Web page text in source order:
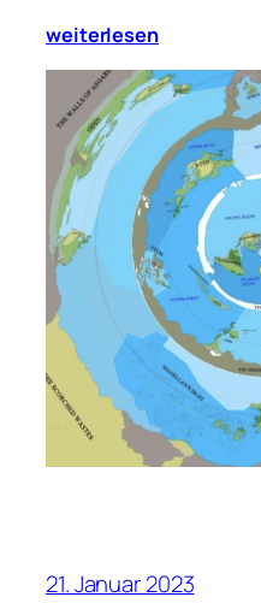
weiterlesen
21. Januar 2023